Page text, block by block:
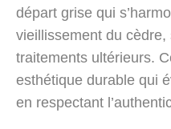
départ grise qui
vieillissement du
traitements ultérieurs.
esthétique durable qui
en respectant